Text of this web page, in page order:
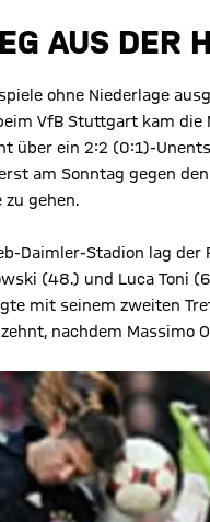
AUS DER
ohne Niederlage
VfB Stuttgart kam
über ein 2:2 (0:1)-
am Sonntag gegen
gehen.
Daimler-Stadion lag der
(48.) und Luca Toni
mit seinem zweiten
nachdem Massimo